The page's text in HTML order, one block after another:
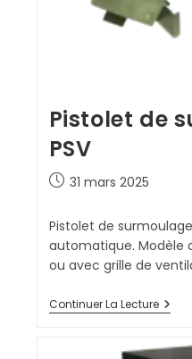
Pistolet de
PSV
31 mars 2025
Pistolet de
automatique. Modèle
ou avec grille de
Continuer La Lecture